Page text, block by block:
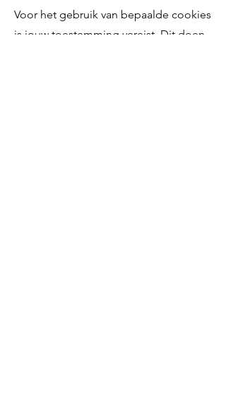
Voor het gebruik van bepaalde cookies
is jouw toestemming vereist. Dit doen